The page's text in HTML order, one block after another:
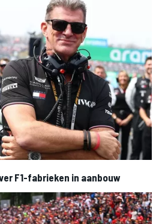
F1-fabrieken in aanbouw